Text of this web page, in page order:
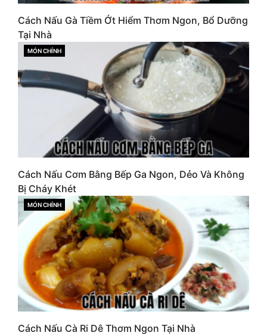
Cách Nấu Gà Tiềm Ớt Hiểm Thơm Ngon, Bổ Dưỡng
Tại Nhà
CATEGORIES
MÓN CHÍNH
Cách Nấu Cơm Bằng Bếp Ga Ngon, Dẻo Và Không
Bị Cháy Khét
CATEGORIES
MÓN CHÍNH
Cách Nấu Cà Ri Dê Thơm Ngon Tại Nhà